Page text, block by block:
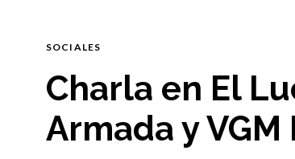
SOCIALES
Charla en El
Armada y